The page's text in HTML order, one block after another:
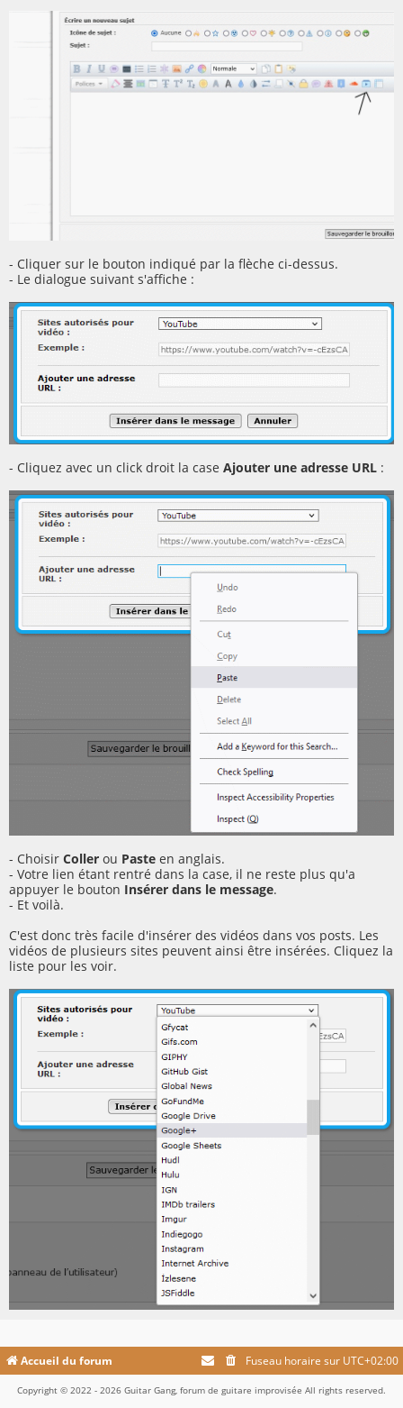
- Cliquer sur le bouton indiqué par la flèche ci-dessus.
- Le dialogue suivant s'affiche :
- Cliquez avec un click droit la case Ajouter une adresse URL :
- Choisir Coller ou Paste en anglais.
- Votre lien étant rentré dans la case, il ne reste plus qu'a
appuyer le bouton Insérer dans le message.
- Et voilà.
C'est donc très facile d'insérer des vidéos dans vos posts. Les
vidéos de plusieurs sites peuvent ainsi être insérées. Cliquez la
liste pour les voir.
Accueil du forum Fuseau horaire sur UTC+02:00
Copyright © 2022 - 2026 Guitar Gang, forum de guitare improvisée All rights reserved.